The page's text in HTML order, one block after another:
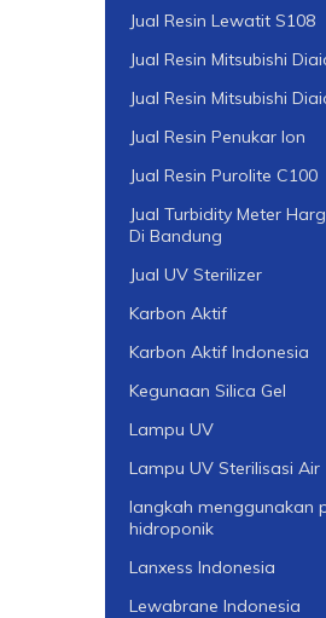
Jual Resin Lewatit S108
Jual Resin Mitsubishi
Jual Resin Mitsubishi
Jual Resin Penukar Ion
Jual Resin Purolite C100
Jual Turbidity Meter
Di Bandung
Jual UV Sterilizer
Karbon Aktif
Karbon Aktif Indonesia
Kegunaan Silica Gel
Lampu UV
Lampu UV Sterilisasi Air
langkah menggunakan
hidroponik
Lanxess Indonesia
Lewabrane Indonesia